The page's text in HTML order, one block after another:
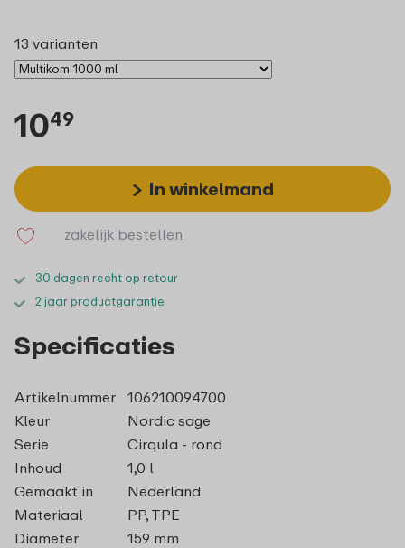
13 varianten
1049
In winkelmand
zakelijk bestellen
30 dagen recht op retour
2 jaar productgarantie
Specificaties
Artikelnummer
106210094700
Kleur
Nordic sage
Serie
Cirqula - rond
Inhoud
1,0 l
Gemaakt in
Nederland
Materiaal
PP, TPE
Diameter
159 mm